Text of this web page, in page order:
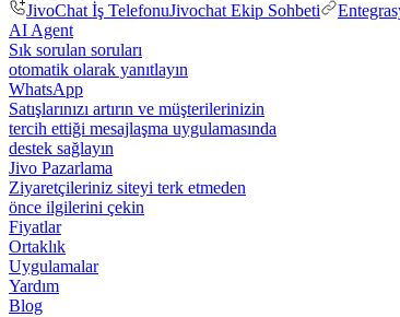
JivoChat İş TelefonuJivochat Ekip Sohbeti
AI Agent
Sık sorulan soruları
otomatik olarak yanıtlayın
WhatsApp
Satışlarınızı artırın ve müşterilerinizin
tercih ettiği mesajlaşma uygulamasında
destek sağlayın
Jivo Pazarlama
Ziyaretçileriniz siteyi terk etmeden
önce ilgilerini çekin
Fiyatlar
Ortaklık
Uygulamalar
Yardım
Blog